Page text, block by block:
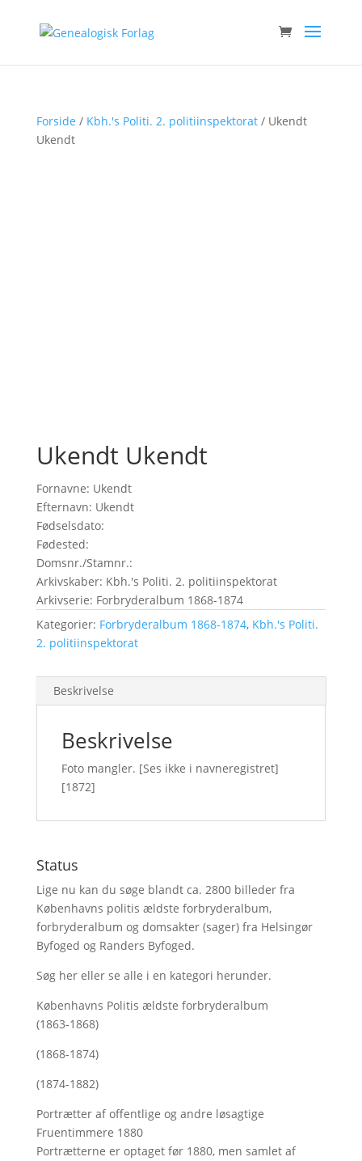
Forside / Kbh.'s Politi. 2. politiinspektorat/ Ukendt
Ukendt
Ukendt Ukendt
Fornavne: Ukendt
Efternavn: Ukendt
Fødselsdato:
Fødested:
Domsnr./Stamnr.:
Arkivskaber: Kbh.'s Politi. 2. politiinspektorat
Arkivserie: Forbryderalbum 1868-1874
Kategorier: Forbryderalbum 1868-1874, Kbh.'s Politi.
2. politiinspektorat
Beskrivelse
Beskrivelse
Foto mangler. [Ses ikke i navneregistret]
[1872]
Status
Lige nu kan du søge blandt ca. 2800 billeder fra
Københavns politis ældste forbryderalbum,
forbryderalbum og domsakter (sager) fra Helsingør
Byfoged og Randers Byfoged.
Søg hereller se alle i en kategori herunder.
Københavns Politis ældste forbryderalbum
(1863-1868)
(1868-1874)
(1874-1882)
Portrætter af offentlige og andre løsagtige
Fruentimmere 1880
Portrætterne er optaget før 1880, men samlet af